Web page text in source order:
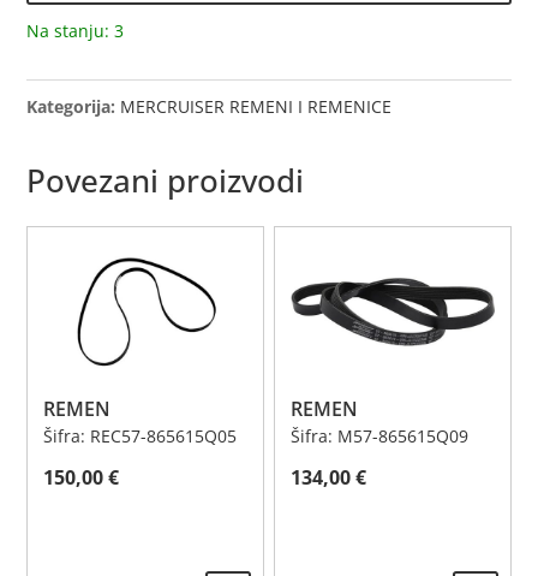
Na stanju: 3
Kategorija: MERCRUISER REMENI I REMENICE
Povezani proizvodi
REMEN
Šifra: REC57-865615Q05
150,00€
REMEN
Šifra: M57-865615Q09
134,00€